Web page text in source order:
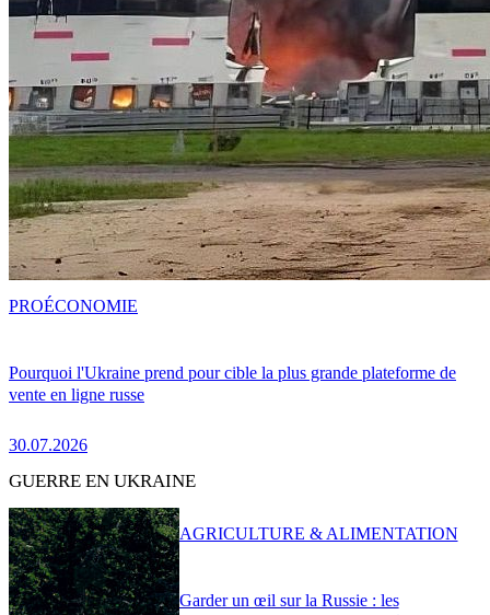
Pourquoi l'Ukraine prend pour cible la plus grande plateforme de
vente en ligne russe
30.07.2026
PROÉCONOMIE
GUERRE EN UKRAINE
Garder un œil sur la Russie : les
AGRICULTURE & ALIMENTATION